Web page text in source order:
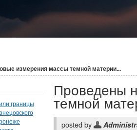
измерения массы темной материи...
Проведены
темной
posted by
границы